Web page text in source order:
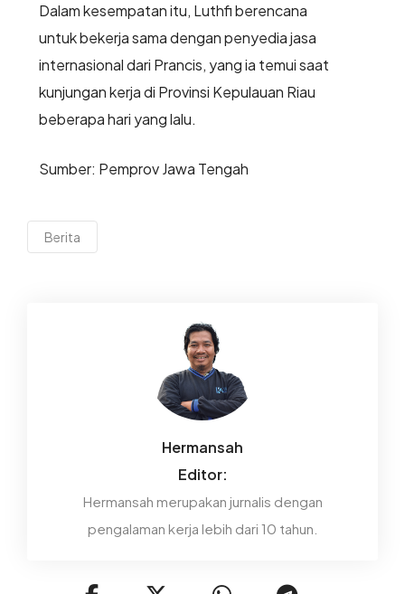
Dalam kesempatan itu, Luthfi berencana
untuk bekerja sama dengan penyedia jasa
internasional dari Prancis, yang ia temui saat
kunjungan kerja di Provinsi Kepulauan Riau
beberapa hari yang lalu.
Sumber: Pemprov Jawa Tengah
Berita
Hermansah
Editor:
Hermansah merupakan jurnalis dengan
pengalaman kerja lebih dari 10 tahun.